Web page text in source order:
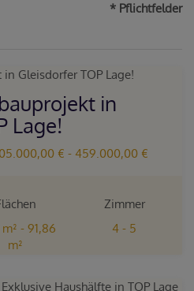
* Pflichtfelder
in
Lage!
€ - 459.000,00 €
- 91,86
m²
Zimmer
4 - 5